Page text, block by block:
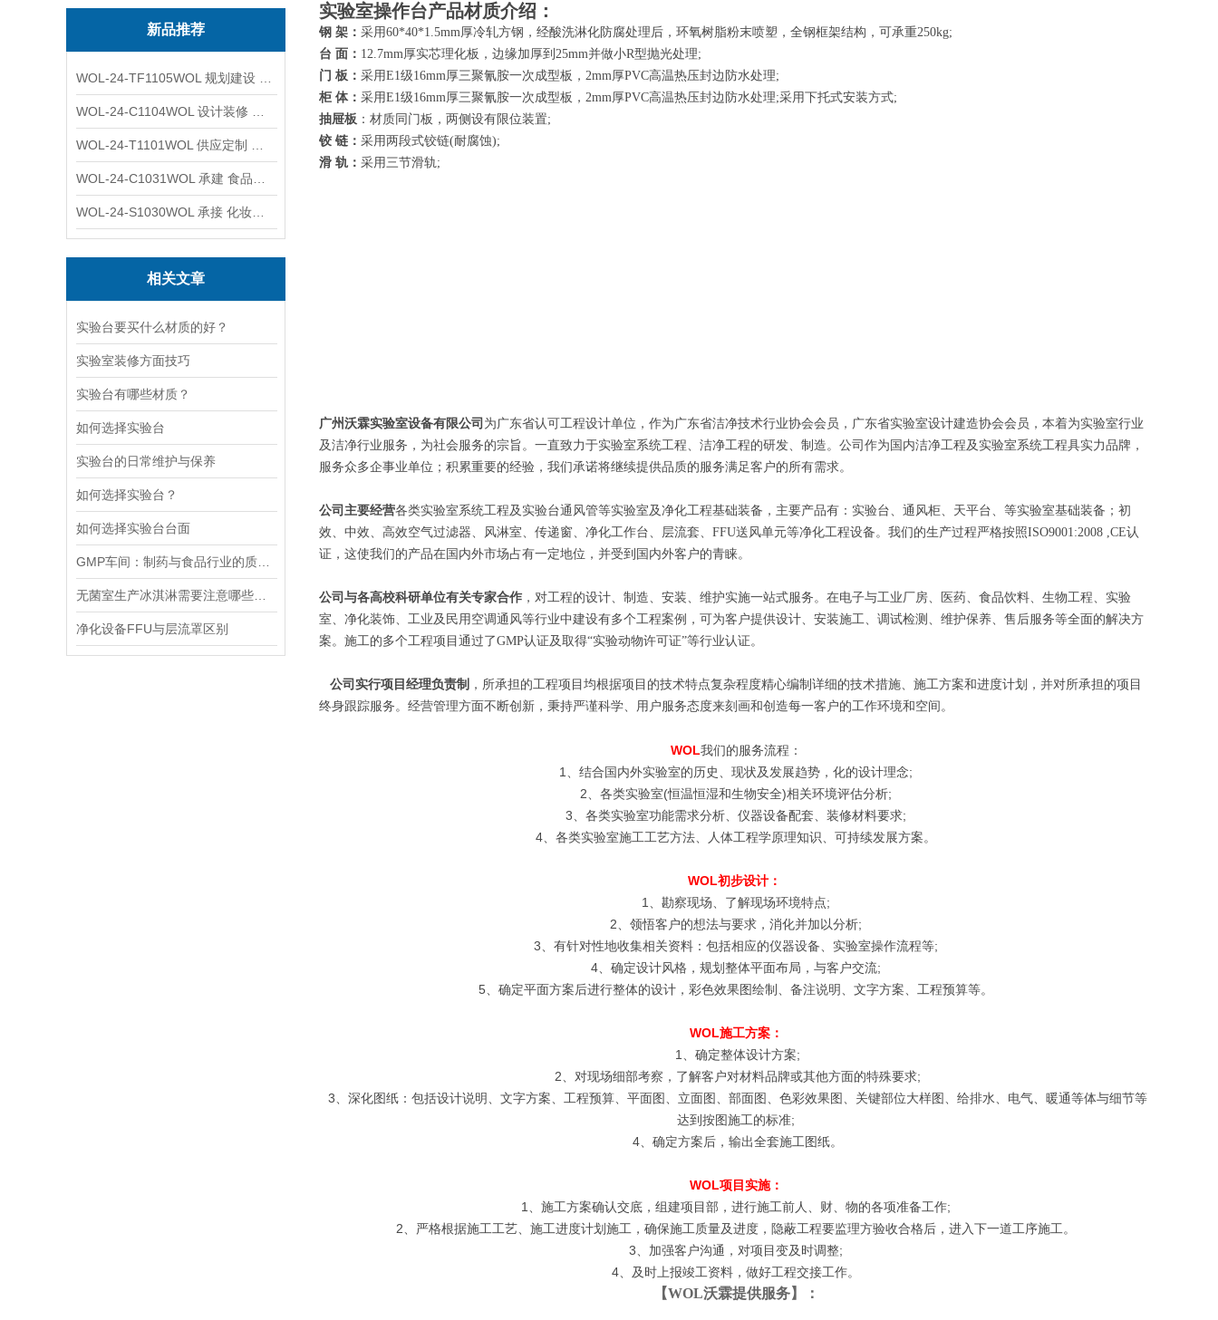
新品推荐
相关文章
实验台要买什么材质的好？
实验室装修方面技巧
实验台有哪些材质？
如何选择实验台
实验台的日常维护与保养
如何选择实验台？
如何选择实验台台面
净化设备FFU与层流罩区别
实验室操作台产品材质介绍：
钢 架： 采用60*40*1.5mm厚冷轧方钢，经酸洗淋化防腐处理后，环氧树脂粉末喷塑，全钢框架结构，可承重250kg;
台 面： 12.7mm厚实芯理化板，边缘加厚到25mm并做小R型抛光处理;
门 板： 采用E1级16mm厚三聚氰胺一次成型板，2mm厚PVC高温热压封边防水处理;
柜 体： 采用E1级16mm厚三聚氰胺一次成型板，2mm厚PVC高温热压封边防水处理;采用下托式安装方式;
抽屉板 ：材质同门板，两侧设有限位装置;
铰 链： 采用两段式铰链(耐腐蚀);
滑 轨： 采用三节滑轨;
广州沃霖实验室设备有限公司 为广东省认可工程设计单位，作为广东省洁净技术行业协会会员，广东省实验室设计建造协会会员，本着为实验室行业
及洁净行业服务，为社会服务的宗旨。一直致力于实验室系统工程、洁净工程的研发、制造。公司作为国内洁净工程及实验室系统工程具实力品牌，
服务众多企事业单位；积累重要的经验，我们承诺将继续提供品质的服务满足客户的所有需求。
公司主要经营各类实验室系统工程及实验台通风管等实验室及净化工程基础装备，主要产品有：实验台、通风柜、天平台、等实验室基础装备；初
效、中效、高效空气过滤器、风淋室、传递窗、净化工作台、层流套、FFU送风单元等净化工程设备。我们的生产过程严格按照ISO9001:2008 ,CE认
证，这使我们的产品在国内外市场占有一定地位，并受到国内外客户的青睐。
公司与各高校科研单位有关专家合作 ，对工程的设计、制造、安装、维护实施一站式服务。在电子与工业厂房、医药、食品饮料、生物工程、实验
室、净化装饰、工业及民用空调通风等行业中建设有多个工程案例，可为客户提供设计、安装施工、调试检测、维护保养、售后服务等全面的解决方
案。施工的多个工程项目通过了GMP认证及取得“实验动物许可证”等行业认证。
公司实行项目经理负责制 ，所承担的工程项目均根据项目的技术特点复杂程度精心编制详细的技术措施、施工方案和进度计划，并对所承担的项目
终身跟踪服务。经营管理方面不断创新，秉持严谨科学、用户服务态度来刻画和创造每一客户的工作环境和空间。
WOL我们的服务流程：
1、结合国内外实验室的历史、现状及发展趋势，化的设计理念;
2、各类实验室(恒温恒湿和生物安全)相关环境评估分析;
3、各类实验室功能需求分析、仪器设备配套、装修材料要求;
4、各类实验室施工工艺方法、人体工程学原理知识、可持续发展方案。
WOL初步设计：
1、勘察现场、了解现场环境特点;
2、领悟客户的想法与要求，消化并加以分析;
3、有针对性地收集相关资料：包括相应的仪器设备、实验室操作流程等;
4、确定设计风格，规划整体平面布局，与客户交流;
5、确定平面方案后进行整体的设计，彩色效果图绘制、备注说明、文字方案、工程预算等。
WOL施工方案：
1、确定整体设计方案;
2、对现场细部考察，了解客户对材料品牌或其他方面的特殊要求;
3、深化图纸：包括设计说明、文字方案、工程预算、平面图、立面图、部面图、色彩效果图、关键部位大样图、给排水、电气、暖通等体与细节等
达到按图施工的标准;
4、确定方案后，输出全套施工图纸。
WOL项目实施：
1、施工方案确认交底，组建项目部，进行施工前人、财、物的各项准备工作;
2、严格根据施工工艺、施工进度计划施工，确保施工质量及进度，隐蔽工程要监理方验收合格后，进入下一道工序施工。
3、加强客户沟通，对项目变及时调整;
4、及时上报竣工资料，做好工程交接工作。
【WOL沃霖提供服务】：